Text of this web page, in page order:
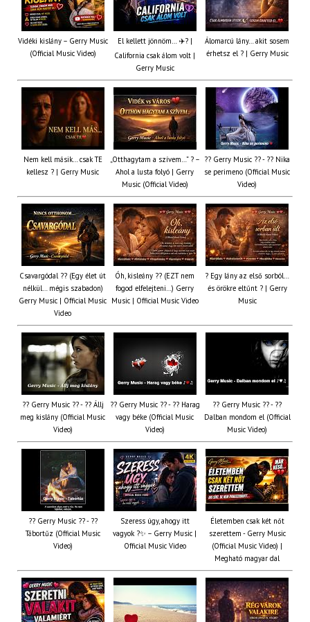
Vidéki kislány – Gerry Music
(Official Music Video)
El kellett jönnöm… ✈️? |
California csak álom volt |
Gerry Music
Álomarcú lány… akit sosem
érhetsz el ? | Gerry Music
Nem kell másik… csak TE
kellesz ? | Gerry Music
„Otthagytam a szívem…” ? –
Ahol a lusta folyó | Gerry
Music (Official Video)
?? Gerry Music ?? - ?? Nika
se perimeno (Official Music
Video)
Csavargódal ?? (Egy élet út
nélkül… mégis szabadon)
Gerry Music | Official Music
Video
Óh, kisleány ?? (EZT nem
fogod elfelejteni…) Gerry
Music | Official Music Video
? Egy lány az első sorból…
és örökre eltűnt ? | Gerry
Music
?? Gerry Music ?? - ?? Állj
meg kislány (Official Music
Video)
?? Gerry Music ?? - ?? Harag
vagy béke (Official Music
Video)
?? Gerry Music ?? - ??
Dalban mondom el (Official
Music Video)
?? Gerry Music ?? - ??
Tábortűz (Official Music
Video)
Szeress úgy, ahogy itt
vagyok ?✨ – Gerry Music |
Official Music Video
Életemben csak két nőt
szerettem - Gerry Music
(Official Music Video) |
Megható magyar dal